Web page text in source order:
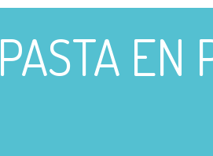
PASTA EN